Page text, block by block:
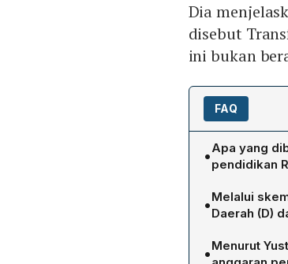
Dia
disebut
ini bukan
FAQ
•Apa yang
pendidikan
Kemenkeu
triliun
Komunikasi
pendidikan
desa tetap
•Melalui
Daerah (D)
Dalam TKD,
Umum
•Menurut